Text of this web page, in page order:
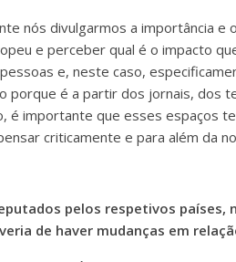
nós divulgarmos a importância
e perceber qual é o impacto
e, neste caso,
porque é a partir dos jornais, dos
é importante que esses espaços
criticamente e para além da
pelos respetivos países,
de haver mudanças em